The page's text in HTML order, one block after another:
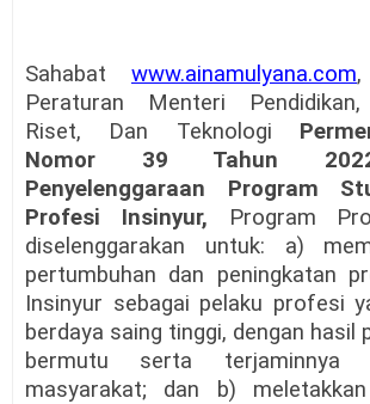
Sahabat www.ainamulyana.com,
Peraturan Menteri Pendidikan,
Riset, Dan Teknologi
Nomor 39 Tahun
Penyelenggaraan Program
Profesi Insinyur,
Program
diselenggarakan untuk: a)
pertumbuhan dan peningkatan
Insinyur sebagai pelaku profesi
berdaya saing tinggi, dengan hasil
bermutu serta terjaminnya
masyarakat; dan b)